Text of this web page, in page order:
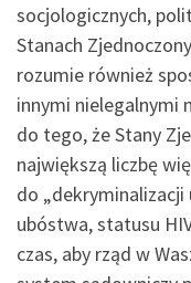
socjologicznych,
Stanach
rozumie również
innymi nielegalnymi
do tego, że Stany
największą liczbę
do
ubóstwa, statusu
czas, aby rząd w